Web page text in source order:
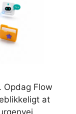
Opdag Flow
at